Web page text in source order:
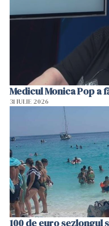
Medicul Monica Pop a
31 IULIE 2026
100 de euro șezlongul